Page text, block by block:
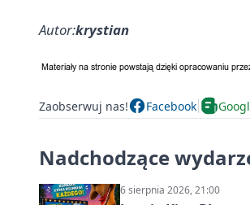
Autor:krystian
Zaobserwuj nas! Facebook
Nadchodzące
6 sierpnia 2026, 21:00